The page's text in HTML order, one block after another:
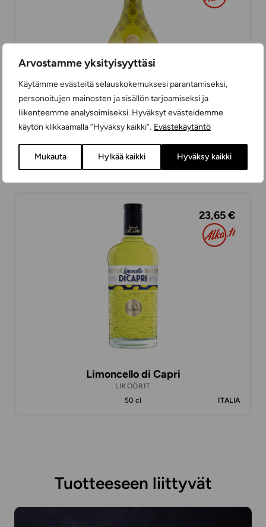
Arvostamme yksityisyyttäsi
Käytämme evästeitä selauskokemuksesi parantamiseksi,
personoitujen mainosten ja sisällön tarjoamiseksi ja
liikenteemme analysoimiseksi. Hyväksyt evästeidemme
käytön klikkaamalla ”Hyväksy kaikki”. Evästekäytäntö
Mukauta Hylkää kaikki Hyväksy kaikki
Tokaj Spirits Dubai-suklaa kermalikööri
LIKÖÖRIT
50 cl
UNKARI
23,65 €
Limoncello di Capri
LIKÖÖRIT
50 cl
ITALIA
Tuotteeseen liittyvät